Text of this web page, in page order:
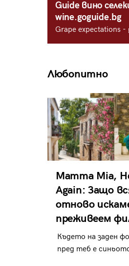
Guide вино
wine.goguide.bg
Grape expectations -
Любопитно
Mamma Mia,
Again: Защо
отново
преживеем
Където на заден
пред теб е